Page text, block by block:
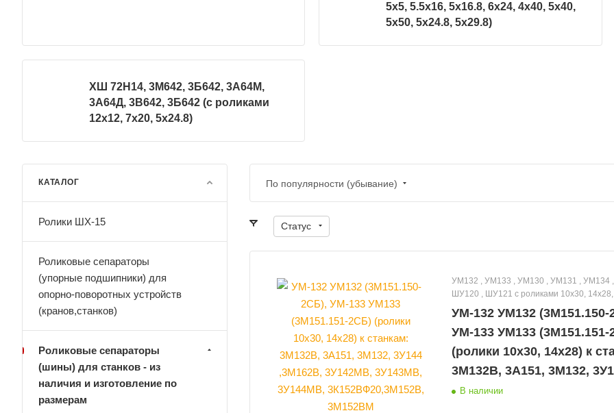
5х5, 5.5х16, 5х16.8, 6х24, 4х40, 5х40,
5х50, 5х24.8, 5х29.8)
ХШ 72Н14, 3М642, 3Б642, 3А64М,
3А64Д, 3В642, 3Б642 (с роликами
12х12, 7х20, 5х24.8)
По популярности (убывание)
Статус
УМ132 , УМ133 , УМ130 , УМ131 , УМ134 , УМ135 ,
ШУ120 , ШУ121 с роликами 10х30,
14х30, 14.14х30, 14.17х30.1
УМ-132 УМ132 (3М151.150-
УМ-133 УМ133 (3М151.151-
(ролики 10х30, 14х28) к
3М132В, 3А151, 3М132,
,3М162В, 3У142МВ,
В наличии
КАТАЛОГ
Ролики ШХ-15
Роликовые сепараторы
(упорные подшипники) для
опорно-поворотных устройств
(кранов,станков)
Роликовые сепараторы
(шины) для станков - из
наличия и изготовление по
размерам